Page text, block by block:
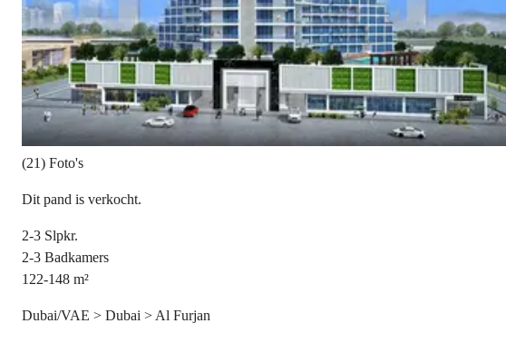
(21) Foto's
Dit pand is verkocht.
2-3 Slpkr.
2-3 Badkamers
122-148 m²
Dubai/VAE > Dubai > Al Furjan